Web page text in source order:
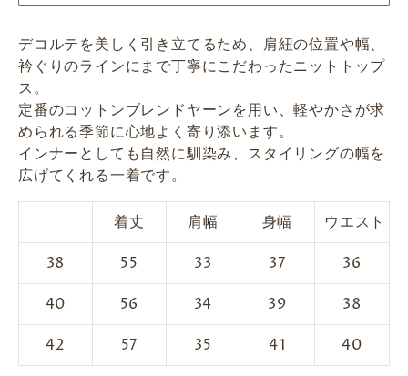
デコルテを美しく引き立てるため、肩紐の位置や幅、
衿ぐりのラインにまで丁寧にこだわったニットトップ
ス。
定番のコットンブレンドヤーンを用い、軽やかさが求
められる季節に心地よく寄り添います。
インナーとしても自然に馴染み、スタイリングの幅を
広げてくれる一着です。
着丈 肩幅 身幅 ウエスト
38 55 33 37 36
40 56 34 39 38
42 57 35 41 40